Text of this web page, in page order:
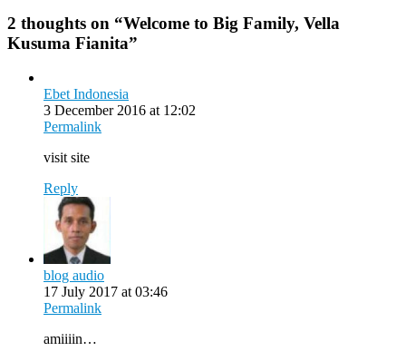
2 thoughts on “Welcome to Big Family, Vella
Kusuma Fianita”
Ebet Indonesia
3 December 2016 at 12:02
Permalink
visit site
Reply
blog audio
17 July 2017 at 03:46
Permalink
amiiiin…